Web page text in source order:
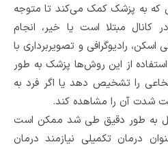
که به پزشک کمک می‌کند تا متوجه
کانال مبتلا است یا خیر، انجام
رادیوگرافی و تصویربرداری با
از این روش‌ها پزشک به طور
را تشخیص دهد یا اگر فرد به
شدت آن را مشاهده کند.
به طور دقیق طی شد ممکن است
درمان تکمیلی نیازمند درمان